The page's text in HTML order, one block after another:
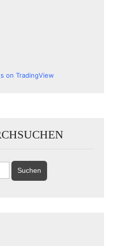
on TradingView